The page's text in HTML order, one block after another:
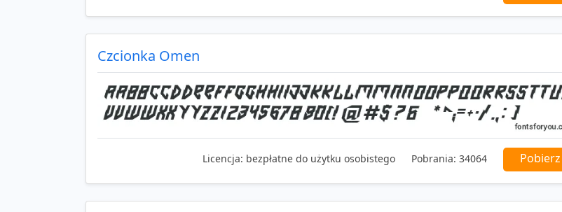
Czcionka Omen
Licencja: bezpłatne do użytku osobistego Pobrania: 34064 Pobierz